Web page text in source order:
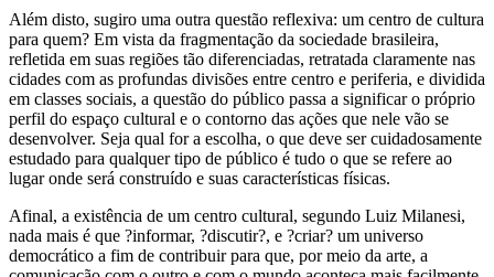
Além disto, sugiro uma outra questão reflexiva: um centro de cultura
para quem? Em vista da fragmentação da sociedade brasileira,
refletida em suas regiões tão diferenciadas, retratada claramente nas
cidades com as profundas divisões entre centro e periferia, e dividida
em classes sociais, a questão do público passa a significar o próprio
perfil do espaço cultural e o contorno das ações que nele vão se
desenvolver. Seja qual for a escolha, o que deve ser cuidadosamente
estudado para qualquer tipo de público é tudo o que se refere ao
lugar onde será construído e suas características físicas.
Afinal, a existência de um centro cultural, segundo Luiz Milanesi,
nada mais é que ?informar, ?discutir?, e ?criar? um universo
democrático a fim de contribuir para que, por meio da arte, a